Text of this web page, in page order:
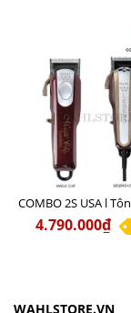
4.790.000₫
WAHLSTORE.VN